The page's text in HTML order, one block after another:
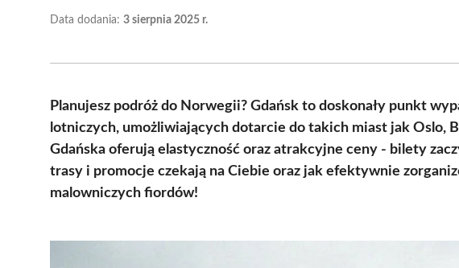
Data dodania: 3 sierpnia 2025 r.
Planujesz podróż do Norwegii? Gdańsk to doskonały punkt
lotniczych, umożliwiających dotarcie do takich miast jak Oslo,
Gdańska oferują elastyczność oraz atrakcyjne ceny - bilety
trasy i promocje czekają na Ciebie oraz jak efektywnie
malowniczych fiordów!